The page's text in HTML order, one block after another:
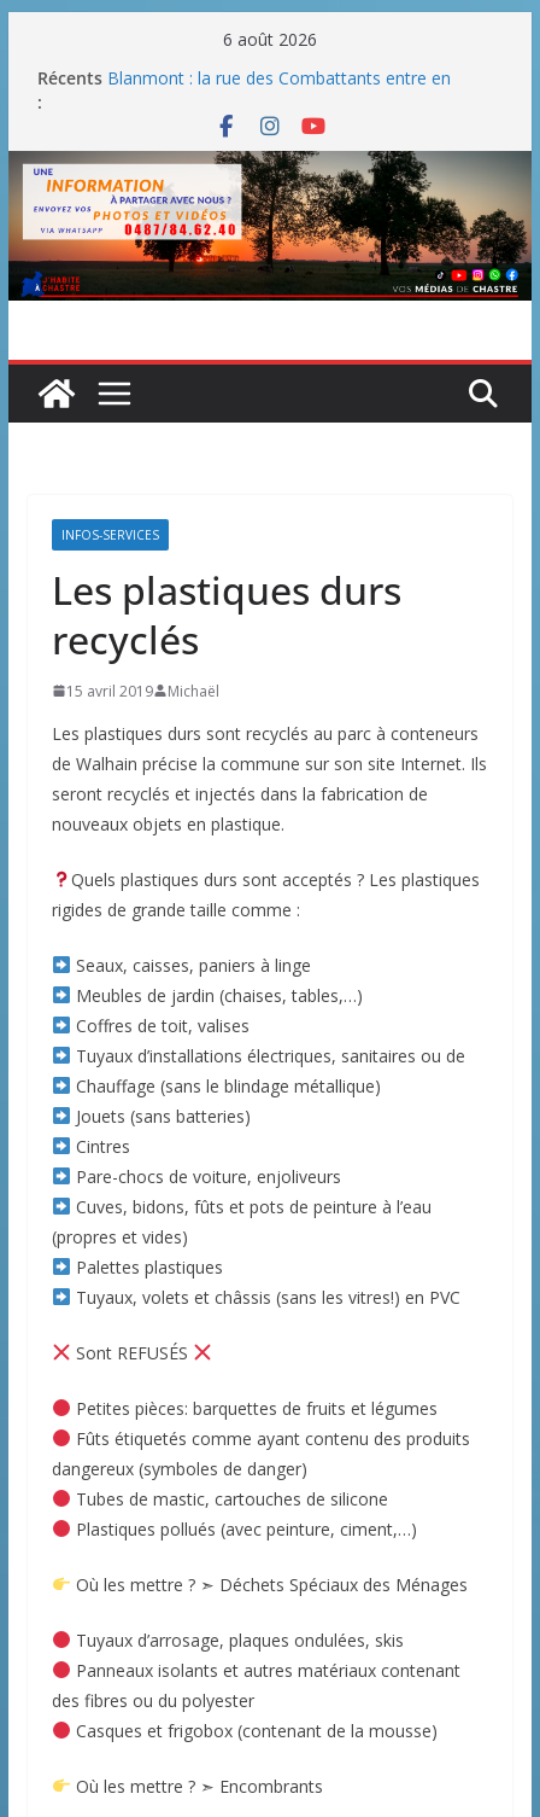
6 août 2026
Récents
:
Blanmont : la rue des Combattants entre en
Un WE de plus en plus chaud
Un WE parfait pour faire des BBQ
Un WE agréable pour des BBQ hormis dimanche
Une fête nationale sans drache
INFOS-SERVICES
Les plastiques durs
recyclés
15 avril 2019 Michaël
Les plastiques durs sont recyclés au parc à conteneurs
de Walhain précise la commune sur son site Internet. Ils
seront recyclés et injectés dans la fabrication de
nouveaux objets en plastique.
Quels plastiques durs sont acceptés ? Les plastiques
rigides de grande taille comme :
Seaux, caisses, paniers à linge
Meubles de jardin (chaises, tables,…)
Coffres de toit, valises
Tuyaux d’installations électriques, sanitaires ou de
Chauffage (sans le blindage métallique)
Jouets (sans batteries)
Cintres
Pare-chocs de voiture, enjoliveurs
Cuves, bidons, fûts et pots de peinture à l’eau
(propres et vides)
Palettes plastiques
Tuyaux, volets et châssis (sans les vitres!) en PVC
Sont REFUSÉS
Petites pièces: barquettes de fruits et légumes
Fûts étiquetés comme ayant contenu des produits
dangereux (symboles de danger)
Tubes de mastic, cartouches de silicone
Plastiques pollués (avec peinture, ciment,…)
Où les mettre ? ➣ Déchets Spéciaux des Ménages
Tuyaux d’arrosage, plaques ondulées, skis
Panneaux isolants et autres matériaux contenant
des fibres ou du polyester
Casques et frigobox (contenant de la mousse)
Où les mettre ? ➣ Encombrants